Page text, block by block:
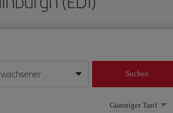
Tag/Monat/Jahr ein
Suchen
Günstiger Tarif